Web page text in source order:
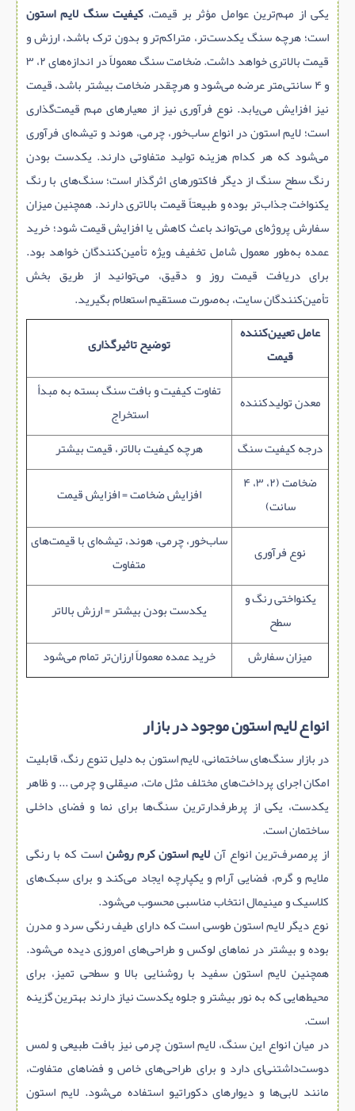
یکی از مهم‌ترین عوامل مؤثر بر قیمت،کیفیت سنگ لایم استون
است؛ هرچه سنگ یکدست‌تر، متراکم‌تر و بدون ترک باشد، ارزش و
قیمت بالاتری خواهد داشت. ضخامت سنگ معمولاً در اندازه‌های ۲، ۳
و ۴ سانتی‌متر عرضه می‌شود و هرچقدر ضخامت بیشتر باشد، قیمت
نیز افزایش می‌یابد. نوع فرآوری نیز از معیارهای مهم قیمت‌گذاری
است؛ لایم‌ استون در انواع ساب‌خور، چرمی، هوند و تیشه‌ای فرآوری
می‌شود که هر کدام هزینه تولید متفاوتی دارند. یکدست بودن
رنگ سطح سنگ از دیگر فاکتورهای اثرگذار است؛ سنگ‌های با رنگ
یکنواخت جذاب‌تر بوده و طبیعتاً قیمت بالاتری دارند. همچنین میزان
سفارش پروژه‌ای می‌تواند باعث کاهش یا افزایش قیمت شود؛ خرید
عمده به‌طور معمول شامل تخفیف ویژه تأمین‌کنندگان خواهد بود.
برای دریافت قیمت روز و دقیق، می‌توانید از طریق بخش
تأمین‌کنندگان سایت، به‌صورت مستقیم استعلام بگیرید.
عامل تعیین‌کننده
قیمت
توضیح تاثیرگذاری
معدن تولیدکننده
تفاوت کیفیت و بافت سنگ بسته به مبدأ
استخراج
درجه کیفیت سنگ
هرچه کیفیت بالاتر، قیمت بیشتر
ضخامت (۲، ۳، ۴
سانت)
افزایش ضخامت = افزایش قیمت
نوع فرآوری
ساب‌خور، چرمی، هوند، تیشه‌ای با قیمت‌های
متفاوت
یکنواختی رنگ و
سطح
یکدست بودن بیشتر = ارزش بالاتر
میزان سفارش
خرید عمده معمولاً ارزان‌تر تمام می‌شود
انواع لایم‌ استون موجود در بازار
در بازار سنگ‌های ساختمانی، لایم‌ استون به دلیل تنوع رنگ، قابلیت
امکان اجرای پرداخت‌های مختلف مثل مات، صیقلی و چرمی ... و ظاهر
یکدست، یکی از پرطرفدارترین سنگ‌ها برای نما و فضای داخلی
ساختمان است.
از پرمصرف‌ترین انواع آنلایم‌ استون کرم روشناست که با رنگی
ملایم و گرم، فضایی آرام و یکپارچه ایجاد می‌کند و برای سبک‌های
کلاسیک و مینیمال انتخاب مناسبی محسوب می‌شود.
نوع دیگر لایم‌ استون طوسی است که دارای طیف رنگی سرد و مدرن
بوده و بیشتر در نماهای لوکس و طراحی‌های امروزی دیده می‌شود.
همچنین لایم‌ استون سفید با روشنایی بالا و سطحی تمیز، برای
محیط‌هایی که به نور بیشتر و جلوه یکدست نیاز دارند بهترین گزینه
است.
در میان انواع این سنگ، لایم‌ استون چرمی نیز بافت طبیعی و لمس
دوست‌داشتنی‌ای دارد و برای طراحی‌های خاص و فضاهای متفاوت،
مانند لابی‌ها و دیوارهای دکوراتیو استفاده می‌شود. لایم‌ استون